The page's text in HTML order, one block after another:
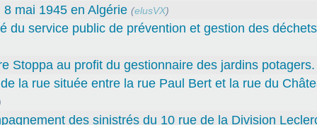
mai 1945 en Algérie (elusVX)
du service public de prévention et gestion des
Stoppa au profit du gestionnaire des jardins potagers.
la rue située entre la rue Paul Bert et la rue du
des sinistrés du 10 rue de la Division